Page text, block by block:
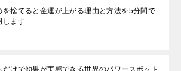
を捨てると金運が上がる理由と方法を5分間で
します
だけで効果が実感できる世界のパワースポット